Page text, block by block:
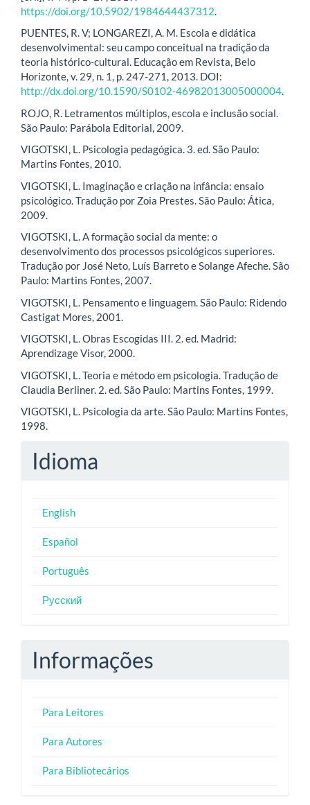
https://doi.org/10.5902/1984644437312
PUENTES, R. V; LONGAREZI, A. M. Escola e didática
desenvolvimental: seu campo conceitual na tradição da
teoria histórico-cultural. Educação em Revista, Belo
Horizonte, v. 29, n. 1, p. 247-271, 2013. DOI:
http://dx.doi.org/10.1590/S0102-46982013005000004.
ROJO, R. Letramentos múltiplos, escola e inclusão social.
São Paulo: Parábola Editorial, 2009.
VIGOTSKI, L. Psicologia pedagógica. 3. ed. São Paulo:
Martins Fontes, 2010.
VIGOTSKI, L. Imaginação e criação na infância: ensaio
psicológico. Tradução por Zoia Prestes. São Paulo: Ática,
2009.
VIGOTSKI, L. A formação social da mente: o
desenvolvimento dos processos psicológicos superiores.
Tradução por José Neto, Luís Barreto e Solange Afeche. São
Paulo: Martins Fontes, 2007.
VIGOTSKI, L. Pensamento e linguagem. São Paulo: Ridendo
Castigat Mores, 2001.
VIGOTSKI, L. Obras Escogidas III. 2. ed. Madrid:
Aprendizage Visor, 2000.
VIGOTSKI, L. Teoria e método em psicologia. Tradução de
Claudia Berliner. 2. ed. São Paulo: Martins Fontes, 1999.
VIGOTSKI, L. Psicologia da arte. São Paulo: Martins Fontes,
1998.
Idioma
English
Español
Português
Русский
Informações
Para Leitores
Para Autores
Para Bibliotecários